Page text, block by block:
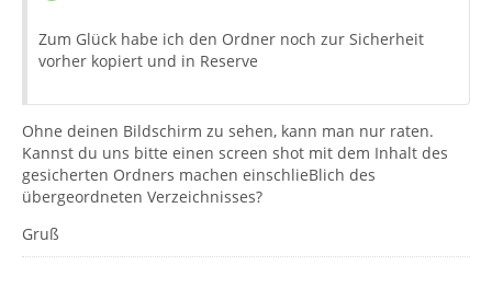
Zum Glück habe ich den Ordner noch zur Sicherheit
vorher kopiert und in Reserve
Ohne deinen Bildschirm zu sehen, kann man nur raten.
Kannst du uns bitte einen screen shot mit dem Inhalt des
gesicherten Ordners machen einschlieBlich des
übergeordneten Verzeichnisses?
Gruß